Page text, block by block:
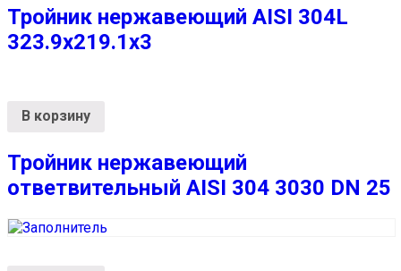
Тройник нержавеющий AISI 304L
323.9х219.1х3
В корзину
Тройник нержавеющий
ответвительный AISI 304 3030 DN 25